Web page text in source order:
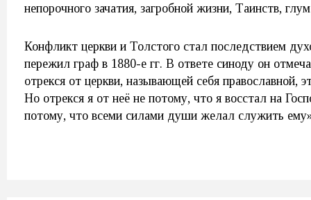
непорочного зачатия, загробной жизни, Таинств,
Конфликт церкви и Толстого стал последствием
пережил граф в 1880-е гг. В ответе синоду он
отрекся от церкви, называющей себя православной,
Но отрекся я от неё не потому, что я восстал на
потому, что всеми силами души желал служить